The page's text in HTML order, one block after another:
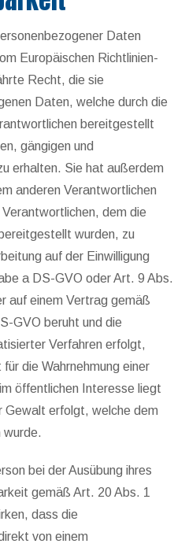
Daten
Europäischen Richtlinien-
Recht, die sie
Daten, welche durch die
bereitgestellt
gängigen und
erhalten. Sie hat außerdem
anderen Verantwortlichen
dem die
wurden, zu
auf der Einwilligung
a DS-GVO oder Art. 9 Abs.
auf einem Vertrag gemäß
GVO beruht und die
Verfahren erfolgt,
die Wahrnehmung einer
öffentlichen Interesse liegt
Gewalt erfolgt, welche dem
wurde.
bei der Ausübung ihres
gemäß Art. 20 Abs. 1
dass die
von einem